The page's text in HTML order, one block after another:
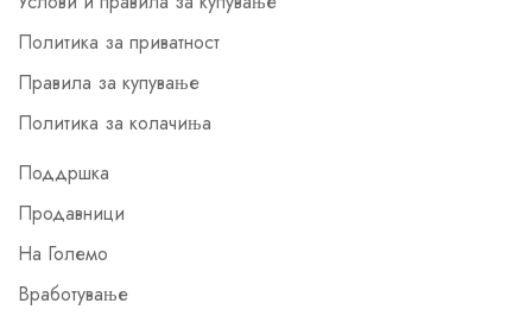
Политика за приватност
Правила за купување
Политика за колачиња
Поддршка
Продавници
На Големо
Вработување